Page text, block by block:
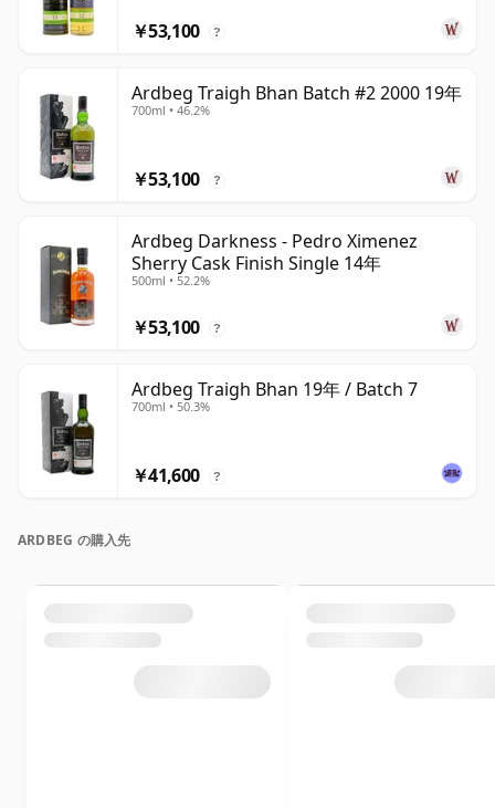
￥53,100 ?
Ardbeg Traigh Bhan Batch #2 2000 19年
700ml • 46.2%
￥53,100 ?
Ardbeg Darkness - Pedro Ximenez
Sherry Cask Finish Single 14年
500ml • 52.2%
￥53,100 ?
Ardbeg Traigh Bhan 19年 / Batch 7
700ml • 50.3%
￥41,600 ?
ARDBEG の購入先